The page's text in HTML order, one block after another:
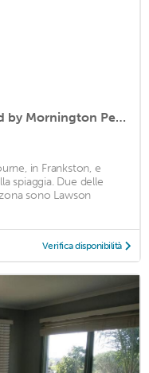
The Oaks Courtyard Unit hosted by Mornington Peninsula Seastays
in Frankston, e
spiaggia. Due delle
sono Lawson
Verifica disponibilità